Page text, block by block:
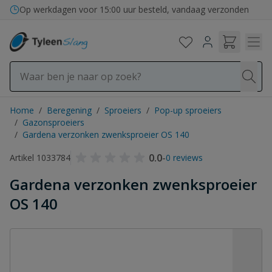
Ga naar de inhoud
Op werkdagen voor 15:00 uur besteld, vandaag verzonden
Home / Beregening / Sproeiers / Pop-up sproeiers
/ Gazonsproeiers
/ Gardena verzonken zwenksproeier OS 140
Artikel 1033784
0.0-0 reviews
Gardena verzonken zwenksproeier
OS 140